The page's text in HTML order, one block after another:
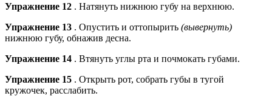
Упражнение 12 . Натянуть нижнюю губу на верхнюю.
Упражнение 13 . Опустить и оттопырить (вывернуть)
нижнюю губу, обнажив десна.
Упражнение 14 . Втянуть углы рта и почмокать губами.
Упражнение 15 . Открыть рот, собрать губы в тугой
кружочек, расслабить.